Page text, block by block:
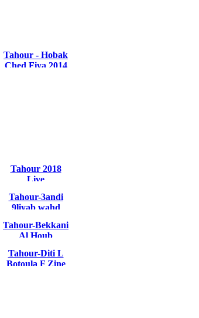
Tahour - Hobak
Ched Fiya 2014
Tahour 2018
Live
Tahour-3andi
9liyab wahd
Tahour-Bekkani
Al Houb
Tahour-Diti L
Botoula F Zine